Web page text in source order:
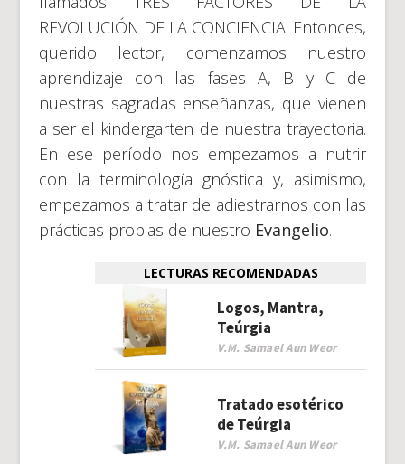
REVOLUCIÓN DE LA CONCIENCIA. Entonces,
querido lector, comenzamos nuestro
aprendizaje con las fases A, B y C de
nuestras sagradas enseñanzas, que vienen
a ser el kindergarten de nuestra trayectoria.
En ese período nos empezamos a nutrir
con la terminología gnóstica y, asimismo,
empezamos a tratar de adiestrarnos con las
prácticas propias de nuestro Evangelio.
LECTURAS RECOMENDADAS
Logos, Mantra,
Teúrgia
V.M. Samael Aun Weor
Tratado esotérico
de Teúrgia
V.M. Samael Aun Weor